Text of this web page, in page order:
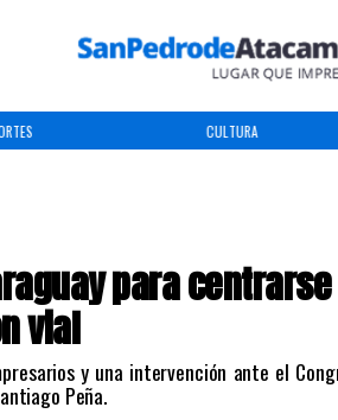
CULTURA
para
vial
y una intervención ante el
Peña.